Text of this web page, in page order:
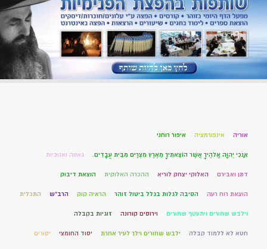
אוריה אינפורמציה איפור רוחני
אָנֹכִי יְהוָה אֱלֹהֶיךָ אֲשֶׁר הוֹצֵאתִיךָ מֵאֶרֶץ מִצְרַיִם מִבֵּית עֲבָדִים. גאווה ואנוכיות
דתן ואבירם האלוקי יצחק לוריא ההכרה האלוקית הוצאת דיבוק
הוצאת רוח רעה הסיבה לגלות בגלל ביטול זוהר הראיה קוק הרב"ש התכלית
וילבש שחורים ויתעטף שחורים וירוסים קורונה זוגיות בקבלה
חטא לא ללמוד קבלה ילבש שחורים וילך לעיר אחרת יסוד החומצי יסורים